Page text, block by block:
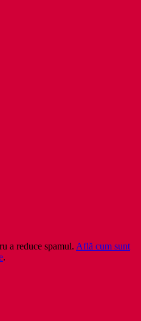
a reduce spamul. Află cum sunt
.